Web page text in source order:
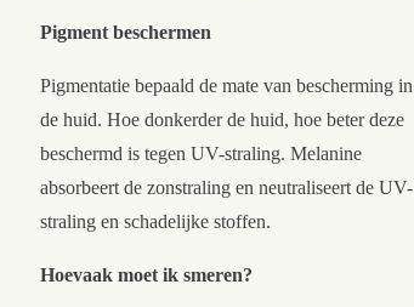
Pigment beschermen
Pigmentatie bepaald de mate van bescherming in
de huid. Hoe donkerder de huid, hoe beter deze
beschermd is tegen UV-straling. Melanine
absorbeert de zonstraling en neutraliseert de UV-
straling en schadelijke stoffen.
Hoevaak moet ik smeren?